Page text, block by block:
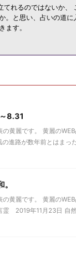
れるのではないか、
。と思い、占いの道
ます。
8.31
の黄麗です。 黄麗の
進路が数年前とはまっ
の黄麗です。 黄麗の
霊 2019年11月23日 自